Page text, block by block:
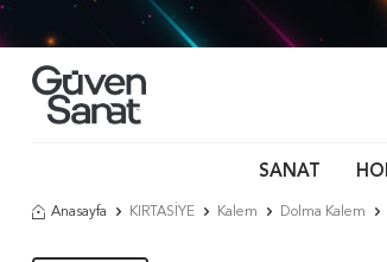
SANAT
Anasayfa KIRTASİYE Kalem Dolma Kalem